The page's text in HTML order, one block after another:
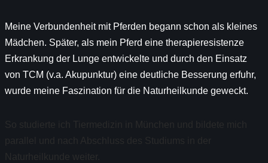
Meine Verbundenheit mit Pferden begann schon als kleines
Mädchen. Später, als mein Pferd eine therapieresistenze
Erkrankung der Lunge entwickelte und durch den Einsatz
von TCM (v.a. Akupunktur) eine deutliche Besserung erfuhr,
wurde meine Faszination für die Naturheilkunde geweckt.
So studierte ich Tiermedizin in München und bildete mich
parallel und nach Abschluss des Studiums in der
Naturheilkunde weiter.